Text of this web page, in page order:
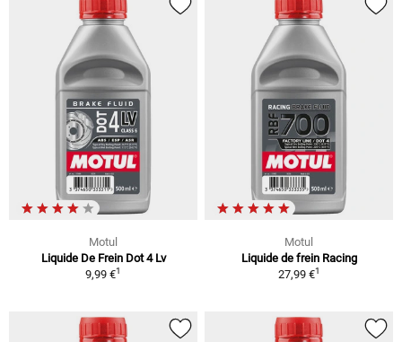
Motul
Liquide De Frein Dot 4 Lv
9,99 €1
Motul
Liquide de frein Racing
27,99 €1